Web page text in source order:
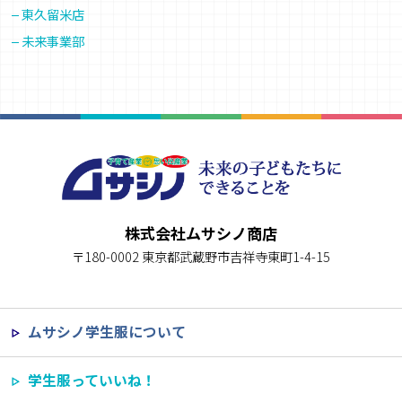
東久留米店
未来事業部
株式会社ムサシノ商店
〒180-0002 東京都武蔵野市吉祥寺東町1-4-15
ムサシノ学生服について
学生服っていいね！